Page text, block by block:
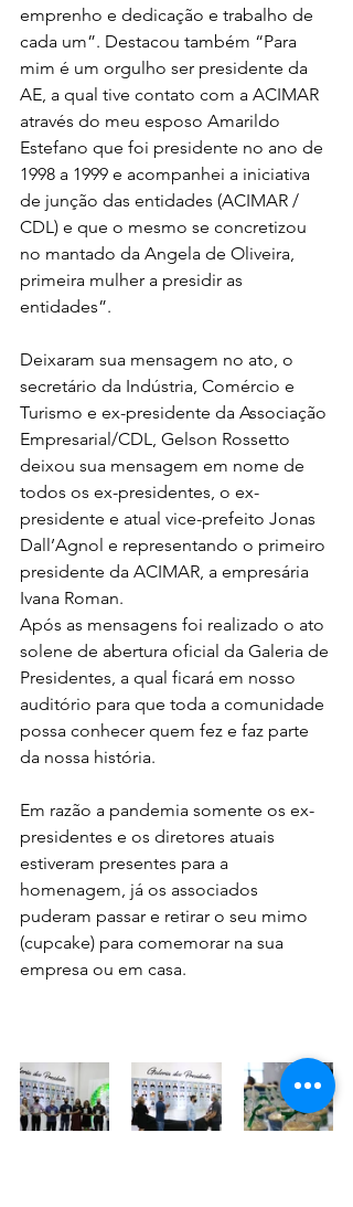
emprenho e dedicação e trabalho de
cada um”. Destacou também “Para
mim é um orgulho ser presidente da
AE, a qual tive contato com a ACIMAR
através do meu esposo Amarildo
Estefano que foi presidente no ano de
1998 a 1999 e acompanhei a iniciativa
de junção das entidades (ACIMAR /
CDL) e que o mesmo se concretizou
no mantado da Angela de Oliveira,
primeira mulher a presidir as
entidades”.
Deixaram sua mensagem no ato, o
secretário da Indústria, Comércio e
Turismo e ex-presidente da Associação
Empresarial/CDL, Gelson Rossetto
deixou sua mensagem em nome de
todos os ex-presidentes, o ex-
presidente e atual vice-prefeito Jonas
Dall’Agnol e representando o primeiro
presidente da ACIMAR, a empresária
Ivana Roman.
Após as mensagens foi realizado o ato
solene de abertura oficial da Galeria de
Presidentes, a qual ficará em nosso
auditório para que toda a comunidade
possa conhecer quem fez e faz parte
da nossa história.
Em razão a pandemia somente os ex-
presidentes e os diretores atuais
estiveram presentes para a
homenagem, já os associados
puderam passar e retirar o seu mimo
(cupcake) para comemorar na sua
empresa ou em casa.